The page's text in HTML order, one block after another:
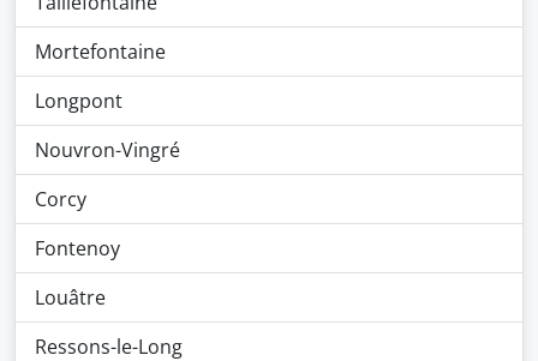
Mortefontaine
Longpont
Nouvron-Vingré
Corcy
Fontenoy
Louâtre
Ressons-le-Long